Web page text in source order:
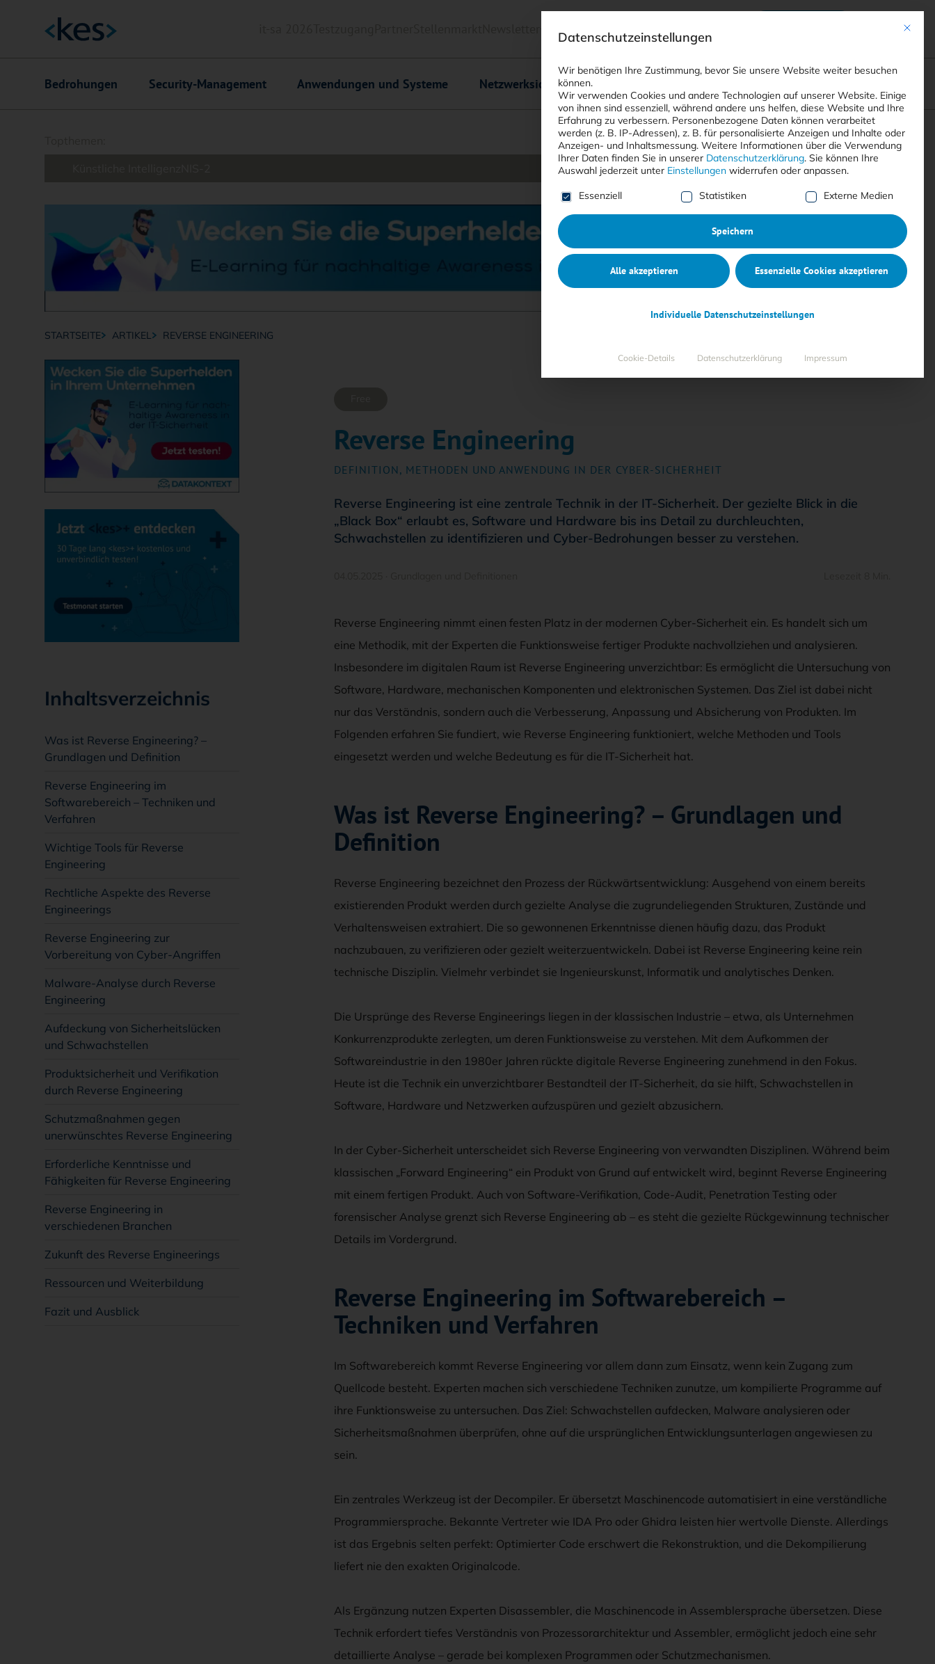
Suchen
<kes>+ Downloads
Hauptnavigation
Bedrohungen Security-Management Anwendungen und Systeme Netzwerksicherheit
Breadcrumb-Navigation
STARTSEITE ARTIKEL REVERSE ENGINEERING
Inhaltsverzeichnis
Was ist Reverse Engineering? –
Grundlagen und Definition
Reverse Engineering im
Softwarebereich – Techniken und
Verfahren
Wichtige Tools für Reverse
Engineering
Rechtliche Aspekte des Reverse
Engineerings
Reverse Engineering zur
Vorbereitung von Cyber-Angriffen
Malware-Analyse durch Reverse
Engineering
Aufdeckung von Sicherheitslücken
und Schwachstellen
Produktsicherheit und Verifikation
durch Reverse Engineering
Schutzmaßnahmen gegen
unerwünschtes Reverse Engineering
Erforderliche Kenntnisse und
Fähigkeiten für Reverse Engineering
Reverse Engineering in
verschiedenen Branchen
Zukunft des Reverse Engineerings
Ressourcen und Weiterbildung
Fazit und Ausblick
Reverse Engineering
DEFINITION, METHODEN UND ANWENDUNG IN DER CYBER-SICHERHEIT
Reverse Engineering ist eine zentrale Technik in der IT-Sicherheit. Der gezielte Blick in die
„Black Box“ erlaubt es, Software und Hardware bis ins Detail zu durchleuchten,
Schwachstellen zu identifizieren und Cyber-Bedrohungen besser zu verstehen.
Reverse Engineering nimmt einen festen Platz in der modernen Cyber-Sicherheit ein. Es handelt sich um
eine Methodik, mit der Experten die Funktionsweise fertiger Produkte nachvollziehen und analysieren.
Insbesondere im digitalen Raum ist Reverse Engineering unverzichtbar: Es ermöglicht die Untersuchung von
Software, Hardware, mechanischen Komponenten und elektronischen Systemen. Das Ziel ist dabei nicht
nur das Verständnis, sondern auch die Verbesserung, Anpassung und Absicherung von Produkten. Im
Folgenden erfahren Sie fundiert, wie Reverse Engineering funktioniert, welche Methoden und Tools
eingesetzt werden und welche Bedeutung es für die IT-Sicherheit hat.
Was ist Reverse Engineering? – Grundlagen und
Definition
Reverse Engineering bezeichnet den Prozess der Rückwärtsentwicklung: Ausgehend von einem bereits
existierenden Produkt werden durch gezielte Analyse die zugrundeliegenden Strukturen, Zustände und
Verhaltensweisen extrahiert. Die so gewonnenen Erkenntnisse dienen häufig dazu, das Produkt
nachzubauen, zu verifizieren oder gezielt weiterzuentwickeln. Dabei ist Reverse Engineering keine rein
technische Disziplin. Vielmehr verbindet sie Ingenieurskunst, Informatik und analytisches Denken.
Die Ursprünge des Reverse Engineerings liegen in der klassischen Industrie – etwa, als Unternehmen
Konkurrenzprodukte zerlegten, um deren Funktionsweise zu verstehen. Mit dem Aufkommen der
Softwareindustrie in den 1980er Jahren rückte digitale Reverse Engineering zunehmend in den Fokus.
Heute ist die Technik ein unverzichtbarer Bestandteil der IT-Sicherheit, da sie hilft, Schwachstellen in
Software, Hardware und Netzwerken aufzuspüren und gezielt abzusichern.
In der Cyber-Sicherheit unterscheidet sich Reverse Engineering von verwandten Disziplinen. Während beim
klassischen „Forward Engineering“ ein Produkt von Grund auf entwickelt wird, beginnt Reverse Engineering
mit einem fertigen Produkt. Auch von Software-Verifikation, Code-Audit, Penetration Testing oder
forensischer Analyse grenzt sich Reverse Engineering ab – es steht die gezielte Rückgewinnung technischer
Details im Vordergrund.
Reverse Engineering im Softwarebereich –
Techniken und Verfahren
Im Softwarebereich kommt Reverse Engineering vor allem dann zum Einsatz, wenn kein Zugang zum
Quellcode besteht. Experten machen sich verschiedene Techniken zunutze, um kompilierte Programme auf
ihre Funktionsweise zu untersuchen. Das Ziel: Schwachstellen aufdecken, Malware analysieren oder
Sicherheitsmaßnahmen überprüfen, ohne auf die ursprünglichen Entwicklungsunterlagen angewiesen zu
sein.
Ein zentrales Werkzeug ist der Decompiler. Er übersetzt Maschinencode automatisiert in eine verständliche
Programmiersprache. Bekannte Vertreter wie IDA Pro oder Ghidra leisten hier wertvolle Dienste. Allerdings
ist das Ergebnis selten perfekt: Optimierter Code erschwert die Rekonstruktion, und die Dekompilierung
liefert nie den exakten Originalcode.
Als Ergänzung nutzen Experten Disassembler, die Maschinencode in Assemblersprache übersetzen. Diese
Technik erfordert tiefes Verständnis von Prozessorarchitektur und Assembler, ermöglicht jedoch eine sehr
detaillierte Analyse – gerade bei komplexen Programmen oder Schutzmechanismen.
Mit
Datenschutzeinstellungen
Wir benötigen Ihre Zustimmung, bevor Sie unsere Website weiter besuchen
können.
Wir verwenden Cookies und andere Technologien auf unserer Website. Einige
von ihnen sind essenziell, während andere uns helfen, diese Website und Ihre
Erfahrung zu verbessern. Personenbezogene Daten können verarbeitet
werden (z. B. IP-Adressen), z. B. für personalisierte Anzeigen und Inhalte oder
Anzeigen- und Inhaltsmessung. Weitere Informationen über die Verwendung
Ihrer Daten finden Sie in unserer Datenschutzerklärung. Sie können Ihre
Auswahl jederzeit unter Einstellungen widerrufen oder anpassen.
Es folgt eine Liste der Service-Gruppen, für die eine Einwilligung
Essenziell Statistiken Externe Medien
Speichern
Alle akzeptieren Essenzielle Cookies akzeptieren
Individuelle Datenschutzeinstellungen
Cookie-Details Datenschutzerklärung Impressum